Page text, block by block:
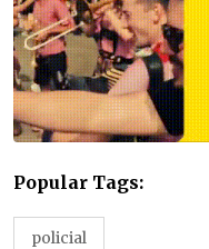
Popular Tags:
policial